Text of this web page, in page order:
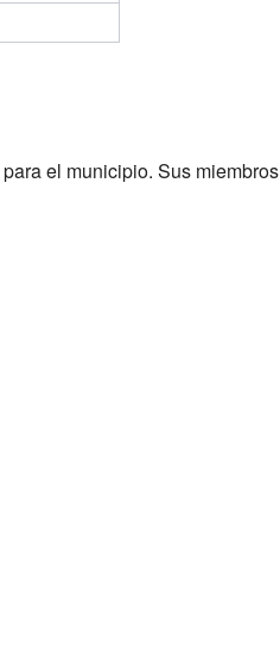
el municipio. Sus miembros